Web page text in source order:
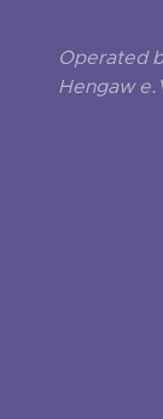
Operated
Hengaw